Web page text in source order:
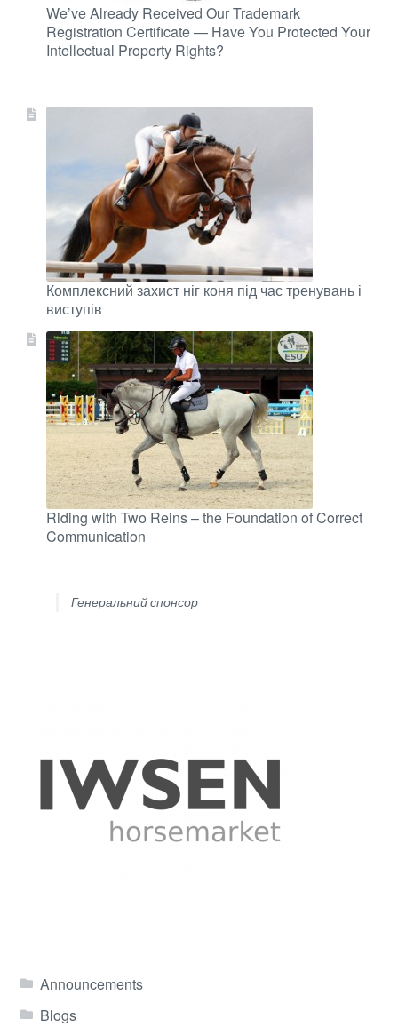
We’ve Already Received Our Trademark
Registration Certificate — Have You Protected Your
Intellectual Property Rights?
Комплексний захист ніг коня під час тренувань і
виступів
Riding with Two Reins – the Foundation of Correct
Communication
Генеральний спонсор
Announcements
Blogs